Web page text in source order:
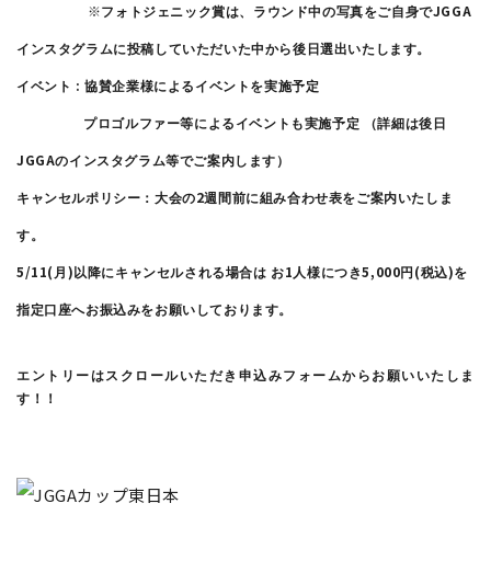
※フォトジェニック賞は、ラウンド中の写真をご自身でJGGA
インスタグラムに投稿していただいた中から後日選出いたします。
イベント :協賛企業様によるイベントを実施予定
プロゴルファー等によるイベントも実施予定 （詳細は後日
JGGAのインスタグラム等でご案内します）
キャンセルポリシー：大会の2週間前に組み合わせ表をご案内いたしま
す。
5/11( 月 )以降にキャンセルされる場合は お1人様につき5,000円 (税込)を
指定口座へお振込みをお願いしております。
エントリーはスクロールいただき申込みフォームからお願いいたしま
す！！